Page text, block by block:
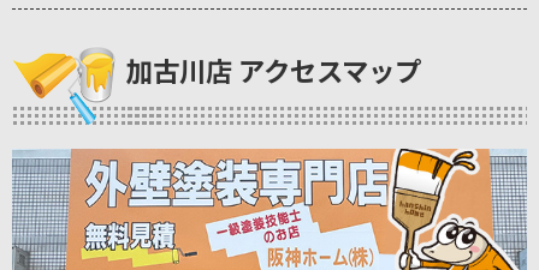
加古川店 アクセスマップ